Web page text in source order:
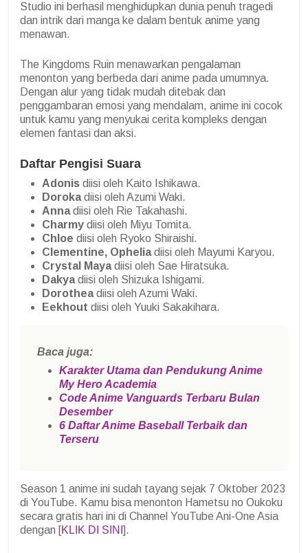
Studio ini berhasil menghidupkan dunia penuh tragedi
dan intrik dari manga ke dalam bentuk anime yang
menawan.
The Kingdoms Ruin menawarkan pengalaman
menonton yang berbeda dari anime pada umumnya.
Dengan alur yang tidak mudah ditebak dan
penggambaran emosi yang mendalam, anime ini cocok
untuk kamu yang menyukai cerita kompleks dengan
elemen fantasi dan aksi.
Daftar Pengisi Suara
Adonis diisi oleh Kaito Ishikawa.
Dorokadiisi oleh Azumi Waki.
Annadiisi oleh Rie Takahashi.
Charmy diisi oleh Miyu Tomita.
Chloe diisi oleh Ryoko Shiraishi.
Clementine, Opheliadiisi oleh Mayumi Karyou.
Crystal Mayadiisi oleh Sae Hiratsuka.
Dakyadiisi oleh Shizuka Ishigami.
Dorotheadiisi oleh Azumi Waki.
Eekhout diisi oleh Yuuki Sakakihara.
Baca juga:
Karakter Utama dan Pendukung Anime
My Hero Academia
Code Anime Vanguards Terbaru Bulan
Desember
6 Daftar Anime Baseball Terbaik dan
Terseru
Season 1 anime ini sudah tayang sejak 7 Oktober 2023
di YouTube. Kamu bisa menonton Hametsu no Oukoku
secara gratis hari ini di Channel YouTube Ani-One Asia
dengan [KLIK DI SINI].